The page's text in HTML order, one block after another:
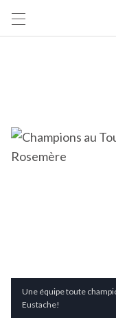
Une équipe toute
Eustache!